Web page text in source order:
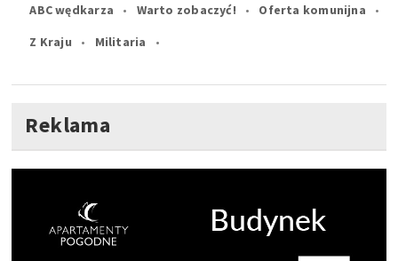
ABC wędkarza
Warto zobaczyć!
Oferta komunijna
Z Kraju
Militaria
Reklama